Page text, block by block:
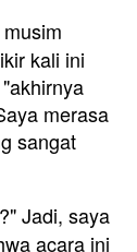
kali ini
merasa
sangat
Jadi, saya
acara ini